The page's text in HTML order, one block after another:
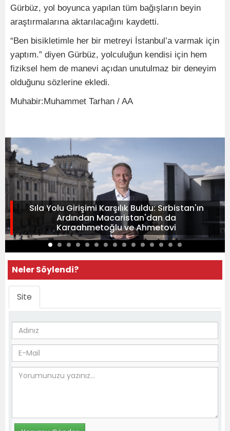
Gürbüz, yol boyunca yapılan tüm bağışların beyin
araştırmalarına aktarılacağını kaydetti.
“Ben bisikletimle her bir metreyi İstanbul’a varmak için
yaptım.” diyen Gürbüz, yolculuğun kendisi için hem
fiziksel hem de manevi açıdan unutulmaz bir deneyim
olduğunu sözlerine ekledi.
Muhabir:Muhammet Tarhan / AA
Sıla Yolu Girişimi Karşılık Buldu: Sırbistan'ın
Ardından Macaristan'dan da
Karaahmetoğlu ve Ahmetovi
Neler Söylendi?
Site